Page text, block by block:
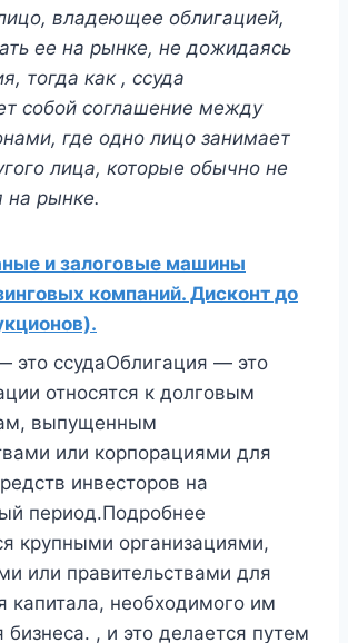
владеющее облигацией,
ее на рынке, не дожидаясь
тогда как , ссуда
собой соглашение между
где одно лицо занимает
лица, которые обычно не
на рынке.
и залоговые машины
компаний. Дисконт до
это ссудаОблигация — это
относятся к долговым
выпущенным
или корпорациями для
инвесторов на
период.Подробнее
крупными организациями,
или правительствами для
капитала, необходимого им
, и это делается путем